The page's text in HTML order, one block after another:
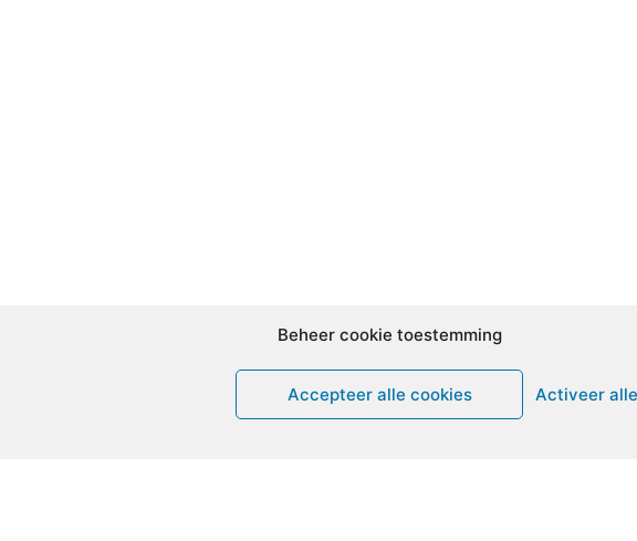
Beheer cookie toestemming
Accepteer alle cookies Activeer